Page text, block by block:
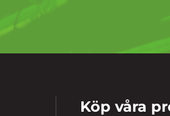
Köp våra